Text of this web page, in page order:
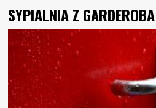
SYPIALNIA Z GARDEROBA